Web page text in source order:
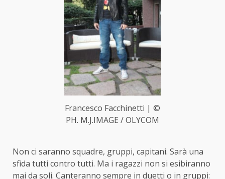
Francesco Facchinetti | ©
PH. M.J.IMAGE / OLYCOM
Non ci saranno squadre, gruppi, capitani. Sarà una
sfida tutti contro tutti. Ma i ragazzi non si esibiranno
mai da soli. Canteranno sempre in duetti o in gruppi: